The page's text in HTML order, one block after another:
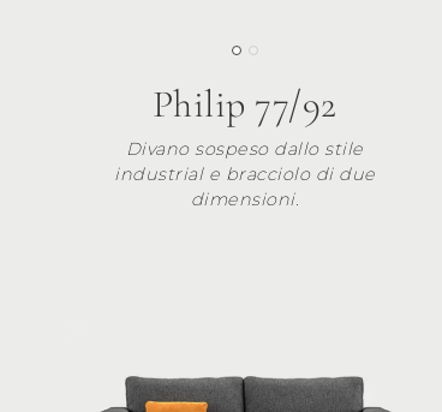
Philip 77/92
Divano sospeso dallo stile
industrial e bracciolo di due
dimensioni.